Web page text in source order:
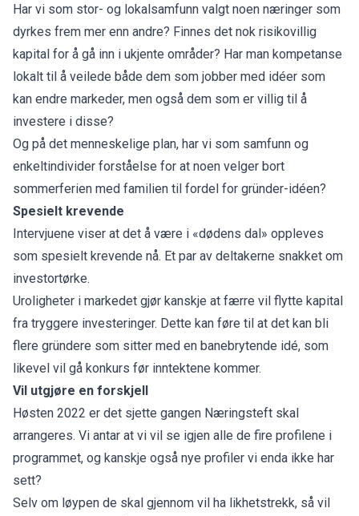
Har vi som stor- og lokalsamfunn valgt noen næringer som
dyrkes frem mer enn andre? Finnes det nok risikovillig
kapital for å gå inn i ukjente områder? Har man kompetanse
lokalt til å veilede både dem som jobber med idéer som
kan endre markeder, men også dem som er villig til å
investere i disse?
Og på det menneskelige plan, har vi som samfunn og
enkeltindivider forståelse for at noen velger bort
sommerferien med familien til fordel for gründer-idéen?
Spesielt krevende
Intervjuene viser at det å være i «dødens dal» oppleves
som spesielt krevende nå. Et par av deltakerne snakket om
investortørke.
Uroligheter i markedet gjør kanskje at færre vil flytte kapital
fra tryggere investeringer. Dette kan føre til at det kan bli
flere gründere som sitter med en banebrytende idé, som
likevel vil gå konkurs før inntektene kommer.
Vil utgjøre en forskjell
Høsten 2022 er det sjette gangen Næringsteft skal
arrangeres. Vi antar at vi vil se igjen alle de fire profilene i
programmet, og kanskje også nye profiler vi enda ikke har
sett?
Selv om løypen de skal gjennom vil ha likhetstrekk, så vil